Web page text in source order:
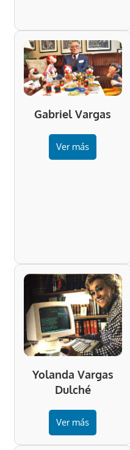
Gabriel Vargas
Ver más
Yolanda Vargas
Dulché
Ver más